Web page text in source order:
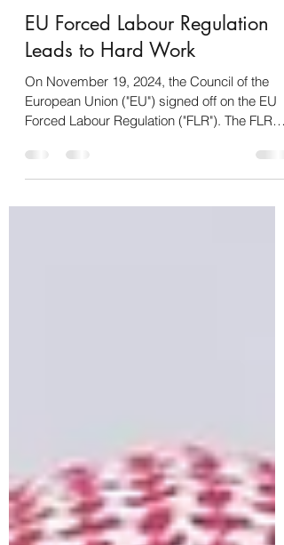
Gabriele Iuvinale
5 dic 2024
Tempo di lettura: 2 min
EU Forced Labour Regulation
Leads to Hard Work
On November 19, 2024, the Council of the
European Union ("EU") signed off on the EU